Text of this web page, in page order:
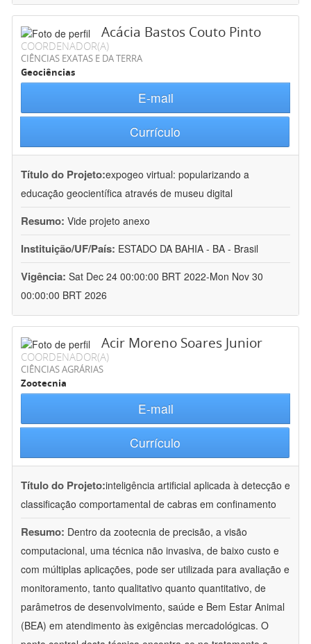
Acácia Bastos Couto Pinto
COORDENADOR(A)
CIÊNCIAS EXATAS E DA TERRA
Geociências
E-mail
Currículo
Título do Projeto:expogeo virtual: popularizando a
educação geocientífica através de museu digital
Resumo: Vide projeto anexo
Instituição/UF/País: ESTADO DA BAHIA - BA - Brasil
Vigência: Sat Dec 24 00:00:00 BRT 2022-Mon Nov 30
00:00:00 BRT 2026
Acir Moreno Soares Junior
COORDENADOR(A)
CIÊNCIAS AGRÁRIAS
Zootecnia
E-mail
Currículo
Título do Projeto:inteligência artificial aplicada à detecção e
classificação comportamental de cabras em confinamento
Resumo: Dentro da zootecnia de precisão, a visão
computacional, uma técnica não invasiva, de baixo custo e
com múltiplas aplicações, pode ser utilizada para avaliação e
monitoramento, tanto qualitativo quanto quantitativo, de
parâmetros de desenvolvimento, saúde e Bem Estar Animal
(BEA) em atendimento às exigências mercadológicas. O